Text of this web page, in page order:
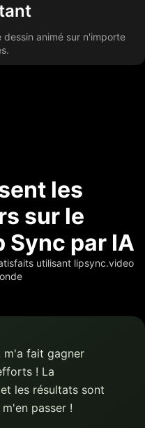
animé sur n'importe
les
sur le
Sync par IA
utilisant lipsync.video
m'a fait gagner
! La
les résultats sont
passer !